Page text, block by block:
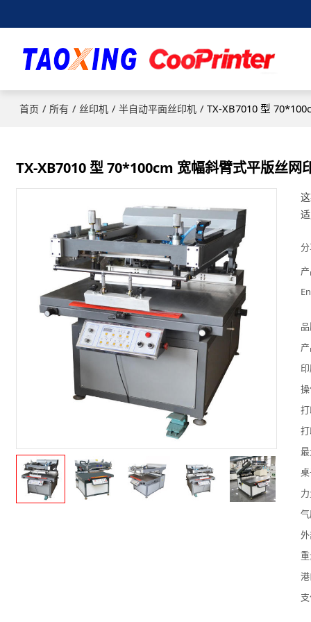
首页 / 所有 / 丝印机 / 半自动平面丝印机 / TX-XB7010 型
TX-XB7010 型 70*100cm 宽幅斜臂式平版丝网